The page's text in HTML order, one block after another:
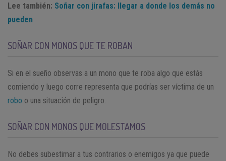
Lee también: Soñar con jirafas: llegar a donde los demás no
pueden
SOÑAR CON MONOS QUE TE ROBAN
Si en el sueño observas a un mono que te roba algo que estás
comiendo y luego corre representa que podrías ser víctima de un
robo o una situación de peligro.
SOÑAR CON MONOS QUE MOLESTAMOS
No debes subestimar a tus contrarios o enemigos ya que puede